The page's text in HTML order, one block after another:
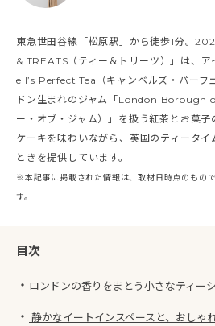
東急世田谷線「松原駅」から徒歩1分。
& TREATS（ティー＆トリーツ）」は、
ell’s Perfect Tea（キャンベルズ・パーフ
ドン生まれのジャム「London Borough
ー・オブ・ジャム）」を扱う紅茶とお菓
ケーキを味わいながら、英国のティータ
ときを提供しています。
※本記事に掲載された情報は、取材日時点のもの
す。
目次
・ ロンドンの香りをまとう小さなティー
・ 静かなイートインスペースと、おしゃ